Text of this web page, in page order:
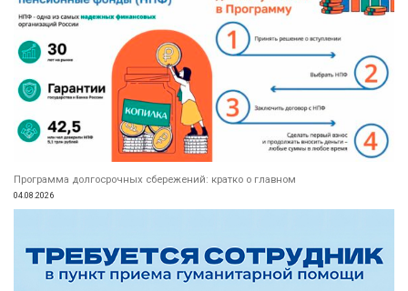
Программа долгосрочных сбережений: кратко о главном
04.08.2026